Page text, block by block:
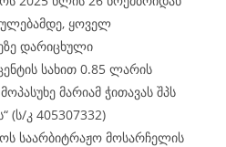
ყოველ
დარიცხული
სახით 0.85 ლარის
მარიამ ჭითავას შპს
(ს/კ 405307332)
საარბიტრაჟო მოსარჩელის